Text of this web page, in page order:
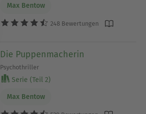
Max Bentow
248 Bewertungen
Die Puppenmacherin
Psychothriller
Serie (Teil 2)
Max Bentow